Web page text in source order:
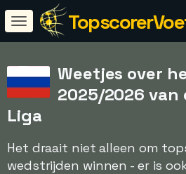
Weetjes over
2025/2026 van
Liga
Het draait niet alleen om
wedstrijden winnen - er is